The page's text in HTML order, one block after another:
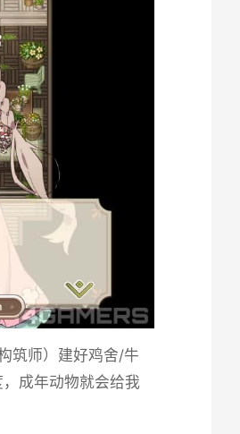
筑师）建好鸡舍/牛
成年动物就会给我